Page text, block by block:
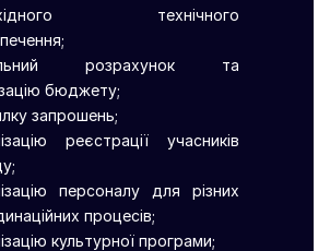
технічного
розрахунок та
бюджету;
запрошень;
реєстрації учасників
персоналу для різних
процесів;
культурної програми;